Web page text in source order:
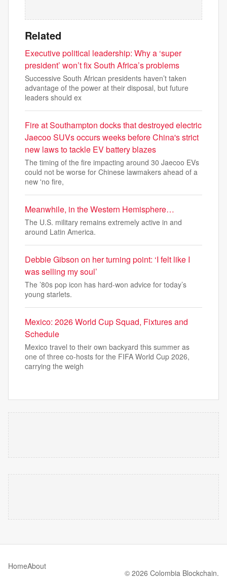
Related
Executive political leadership: Why a ‘super
president’ won’t fix South Africa’s problems
Successive South African presidents haven’t taken
advantage of the power at their disposal, but future
leaders should ex
Fire at Southampton docks that destroyed electric
Jaecoo SUVs occurs weeks before China's strict
new laws to tackle EV battery blazes
The timing of the fire impacting around 30 Jaecoo EVs
could not be worse for Chinese lawmakers ahead of a
new 'no fire,
Meanwhile, in the Western Hemisphere…
The U.S. military remains extremely active in and
around Latin America.
Debbie Gibson on her turning point: ‘I felt like I
was selling my soul’
The ’80s pop icon has hard-won advice for today’s
young starlets.
Mexico: 2026 World Cup Squad, Fixtures and
Schedule
Mexico travel to their own backyard this summer as
one of three co-hosts for the FIFA World Cup 2026,
carrying the weigh
HomeAbout
© 2026 Colombia Blockchain.